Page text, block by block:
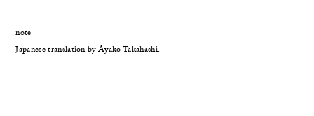
note
Japanese translation by Ayako Takahashi.